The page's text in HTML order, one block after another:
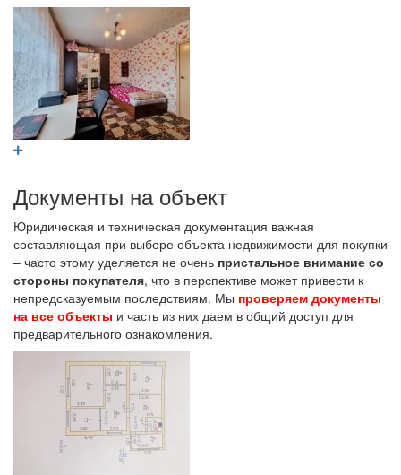
Документы на объект
Юридическая и техническая документация важная
составляющая при выборе объекта недвижимости для покупки
– часто этому уделяется не очень пристальное внимание со
стороны покупателя, что в перспективе может привести к
непредсказуемым последствиям. Мы проверяем документы
на все объекты и часть из них даем в общий доступ для
предварительного ознакомления.